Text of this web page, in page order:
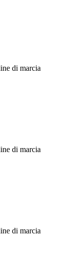
di marcia
di marcia
di marcia